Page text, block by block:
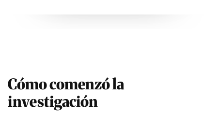
Cómo comenzó la
investigación